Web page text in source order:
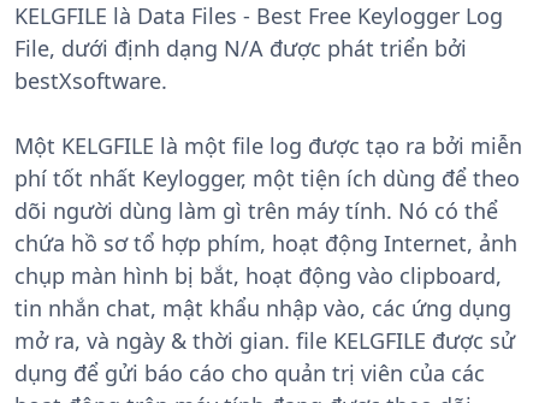
KELGFILE là Data Files - Best Free Keylogger Log
File, dưới định dạng N/A được phát triển bởi
bestXsoftware.
Một KELGFILE là một file log được tạo ra bởi miễn
phí tốt nhất Keylogger, một tiện ích dùng để theo
dõi người dùng làm gì trên máy tính. Nó có thể
chứa hồ sơ tổ hợp phím, hoạt động Internet, ảnh
chụp màn hình bị bắt, hoạt động vào clipboard,
tin nhắn chat, mật khẩu nhập vào, các ứng dụng
mở ra, và ngày & thời gian. file KELGFILE được sử
dụng để gửi báo cáo cho quản trị viên của các